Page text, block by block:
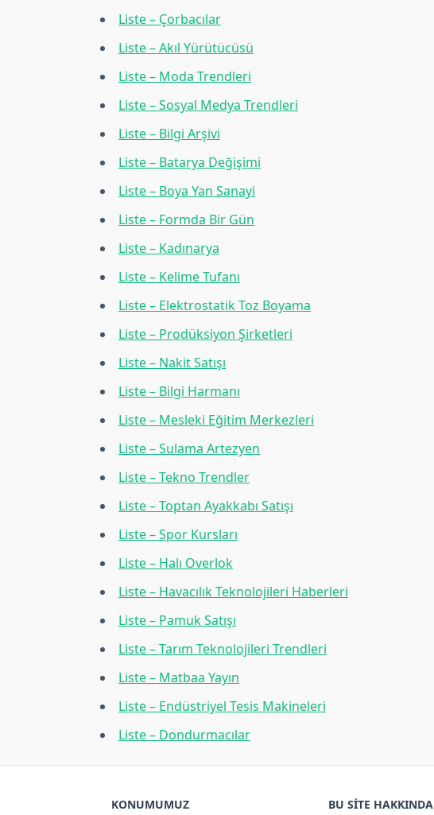
Liste – Çorbacılar
Liste – Akıl Yürütücüsü
Liste – Moda Trendleri
Liste – Sosyal Medya Trendleri
Liste – Bilgi Arşivi
Liste – Batarya Değişimi
Liste – Boya Yan Sanayi
Liste – Formda Bir Gün
Liste – Kadınarya
Liste – Kelime Tufanı
Liste – Elektrostatik Toz Boyama
Liste – Prodüksiyon Şirketleri
Liste – Nakit Satışı
Liste – Bilgi Harmanı
Liste – Mesleki Eğitim Merkezleri
Liste – Sulama Artezyen
Liste – Tekno Trendler
Liste – Toptan Ayakkabı Satışı
Liste – Spor Kursları
Liste – Halı Overlok
Liste – Havacılık Teknolojileri Haberleri
Liste – Pamuk Satışı
Liste – Tarım Teknolojileri Trendleri
Liste – Matbaa Yayın
Liste – Endüstriyel Tesis Makineleri
Liste – Dondurmacılar
KONUMUMUZ BU SITE HAKKINDA